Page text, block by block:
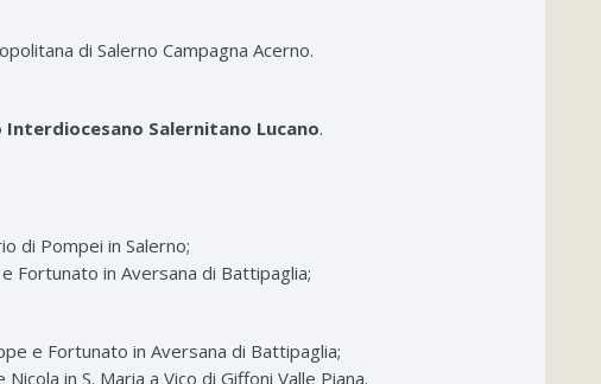
di Salerno Campagna Acerno.
Salernitano Lucano.
di Pompei in Salerno;
Fortunato in Aversana di Battipaglia;
e Fortunato in Aversana di Battipaglia;
in S. Maria a Vico di Giffoni Valle Piana.